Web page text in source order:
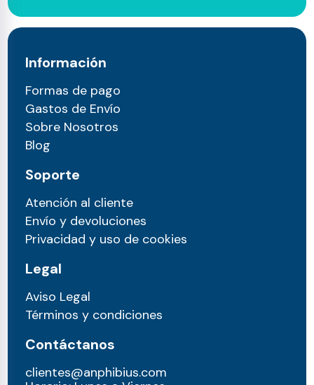
Información
Formas de pago
Gastos de Envío
Sobre Nosotros
Blog
Soporte
Atención al cliente
Envío y devoluciones
Privacidad y uso de cookies
Legal
Aviso Legal
Términos y condiciones
Contáctanos
clientes@anphibius.com